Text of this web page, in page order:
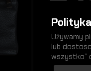
Używamy
lub
wszystko”